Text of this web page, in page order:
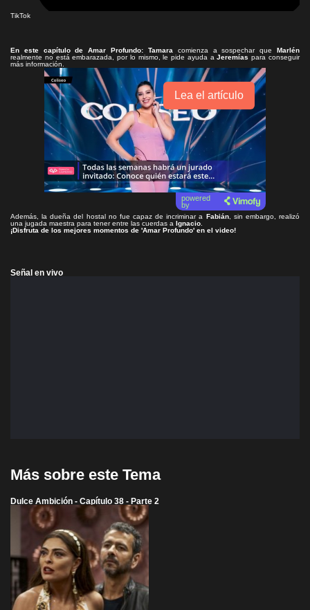
TikTok
En este capítulo deAmar Profundo: Tamara comienza a sospechar que
Marlén
realmente no está embarazada, por lo mismo, le pide ayuda a Jeremíaspara conseguir
más información.
Lea el artículo
powered
by
Además, la dueña del hostal no fue capaz de incriminar a Fabián, sin embargo, realizó
una jugada maestra para tener entre las cuerdas a Ignacio
¡Disfruta de los mejores momentos de 'Amar Profundo' en el video!
Señal en vivo
Más sobre este Tema
Dulce Ambición - Capítulo 38 - Parte 2